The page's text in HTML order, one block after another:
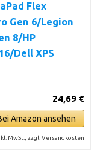
Flex
Gen 6/Legion
8/HP
Dell XPS
24,69 €
Amazon ansehen
MwSt., zzgl. Versandkosten